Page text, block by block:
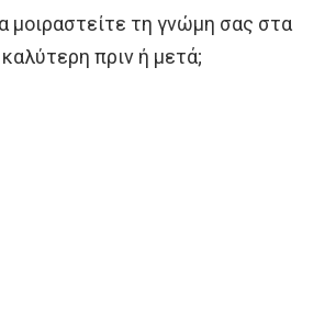
μοιραστείτε τη γνώμη σας στα
πριν ή μετά;